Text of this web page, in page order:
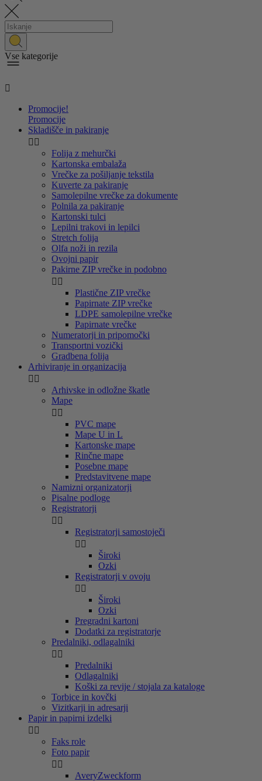
Vse kategorije

Promocije!
Promocije
Skladišče in pakiranje
 
Folija z mehurčki
Kartonska embalaža
Vrečke za pošiljanje tekstila
Kuverte za pakiranje
Samolepilne vrečke za dokumente
Polnila za pakiranje
Kartonski tulci
Lepilni trakovi in lepilci
Stretch folija
Olfa noži in rezila
Ovojni papir
Pakirne ZIP vrečke in podobno
 
Plastične ZIP vrečke
Papirnate ZIP vrečke
LDPE samolepilne vrečke
Papirnate vrečke
Numeratorji in pripomočki
Transportni vozički
Gradbena folija
Arhiviranje in organizacija
 
Arhivske in odložne škatle
Mape
 
PVC mape
Mape U in L
Kartonske mape
Rinčne mape
Posebne mape
Predstavitvene mape
Namizni organizatorji
Pisalne podloge
Registratorji
 
Registratorji samostoječi
 
Široki
Ozki
Registratorji v ovoju
 
Široki
Ozki
Pregradni kartoni
Dodatki za registratorje
Predalniki, odlagalniki
 
Predalniki
Odlagalniki
Koški za revije / stojala za kataloge
Torbice in kovčki
Vizitkarji in adresarji
Papir in papirni izdelki
 
Faks role
Foto papir
 
AveryZweckform